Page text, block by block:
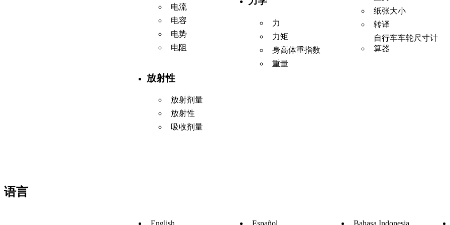
电流
电容
电势
电阻
放射性
放射剂量
放射性
吸收剂量
力
力矩
身高体重指数
重量
纸张大小
转译
自行车车轮尺寸计
算器
语言